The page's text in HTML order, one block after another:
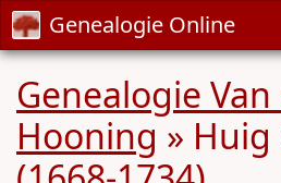
Genealogie Online
Genealogie
Hooning » Huig